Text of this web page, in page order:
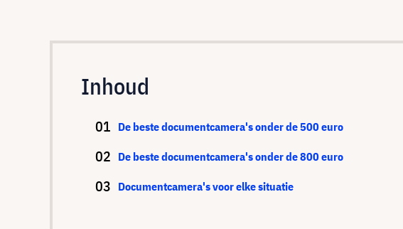
Inhoud
De beste documentcamera's onder de 500 euro
De beste documentcamera's onder de 800 euro
Documentcamera's voor elke situatie